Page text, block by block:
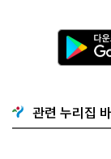
관련 누리집